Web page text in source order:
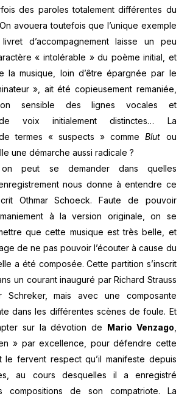
des paroles totalement différentes du
avouera toutefois que l’unique exemple
d’accompagnement laisse un peu
« intolérable » du poème initial, et
la musique, loin d’être épargnée par le
», ait été copieusement remaniée,
sensible des lignes vocales et
voix initialement distinctes… La
termes « suspects » commeBlut ou
une démarche aussi radicale ?
on peut se demander dans quelles
nous donne à entendre ce
Othmar Schoeck. Faute de pouvoir
à la version originale, on se
que cette musique est très belle, et
de ne pas pouvoir l’écouter à cause du
a été composée. Cette partition s’inscrit
un courant inauguré par Richard Strauss
Schreker, mais avec une composante
dans les différentes scènes de foule. Et
sur la dévotion de
Mario Venzago,
» par excellence, pour défendre cette
fervent respect qu’il manifeste depuis
au cours desquelles il a enregistré
compositions de son compatriote. La